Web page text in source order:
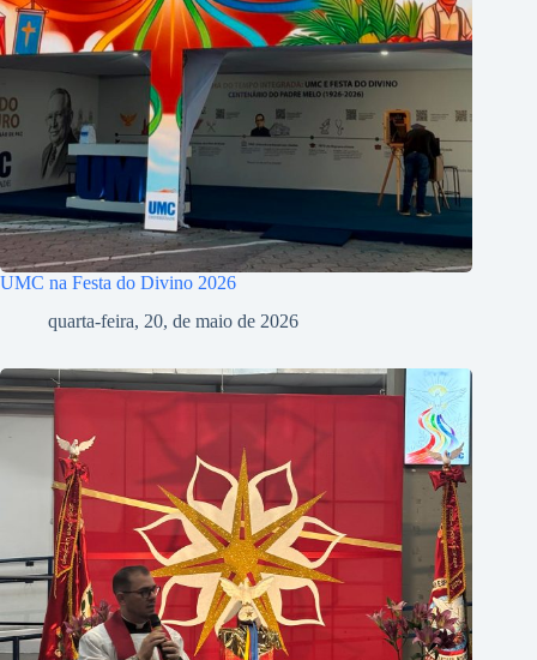
UMC na Festa do Divino 2026
quarta-feira, 20, de maio de 2026